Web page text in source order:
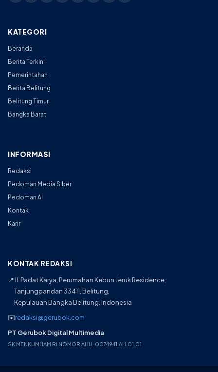
KATEGORI
Beranda
Berita Terkini
Pemerintahan
Berita Belitung
Belitung Timur
Bangka Barat
INFORMASI
Redaksi
Pedoman Media Siber
Pedoman AI
Kontak
Karir
KONTAK REDAKSI
📍Jl. Padat Karya, Perumahan Kebun Jeruk Residence,
Tanjungpandan 33411, Belitung,
Kepulauan Bangka Belitung, Indonesia
✉️redaksi@gerubok.com
PT Gerubok Digital Multimedia
SK MENKUMHAM RI NOMOR AHU-0074941.AH.01.01